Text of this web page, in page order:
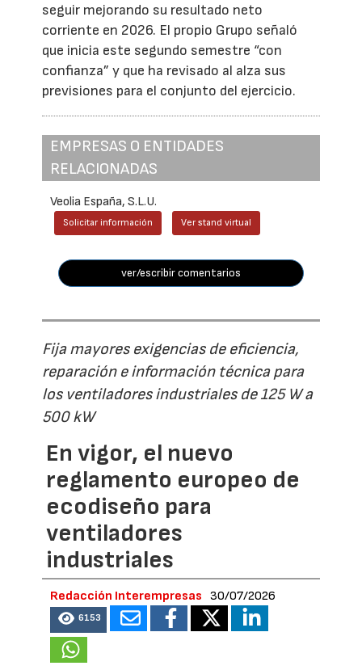
seguir mejorando su resultado neto
corriente en 2026. El propio Grupo señaló
que inicia este segundo semestre “con
confianza” y que ha revisado al alza sus
previsiones para el conjunto del ejercicio.
EMPRESAS O ENTIDADES
RELACIONADAS
Veolia España, S.L.U.
Solicitar información Ver stand virtual
ver/escribir comentarios
Fija mayores exigencias de eficiencia,
reparación e información técnica para
los ventiladores industriales de 125 W a
500 kW
En vigor, el nuevo
reglamento europeo de
ecodiseño para
ventiladores
industriales
Redacción Interempresas 30/07/2026
6153